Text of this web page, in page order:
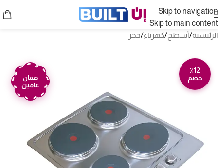
Skip to navigation
Skip to main content
الرئيسية/أسطح/كهرباء/حجر
٪12
خصم
ضمان
عامين